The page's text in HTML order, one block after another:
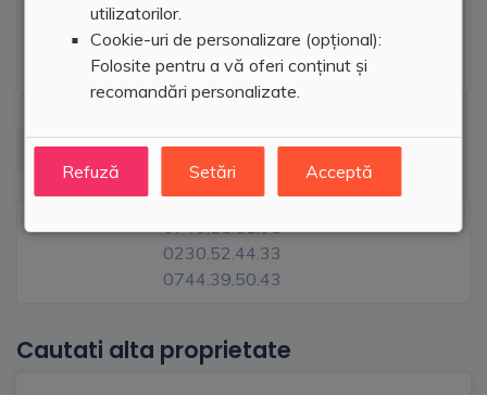
utilizatorilor.
Cookie-uri de personalizare (opțional):
Folosite pentru a vă oferi conținut și
recomandări personalizate.
Refuză Setări Acceptă
Prima Imobiliare
0748.11.11.91
0230.52.44.33
0744.39.50.43
Cautati alta proprietate